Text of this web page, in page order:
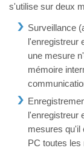
s'utilise sur deux
Surveillance
l'enregistreur
une mesure
mémoire
l'enregistreur
mesures qu'il
PC toutes